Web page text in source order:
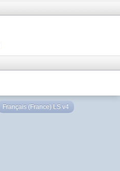
Français (France) LS v4